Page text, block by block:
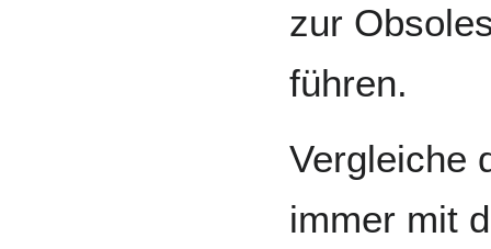
zur
führen.
Vergleiche
immer mit